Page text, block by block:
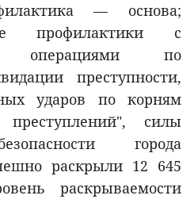
— основа;
профилактики с
операциями по
преступности,
ударов по корням
силы
города
раскрыли 12 645
раскрываемости